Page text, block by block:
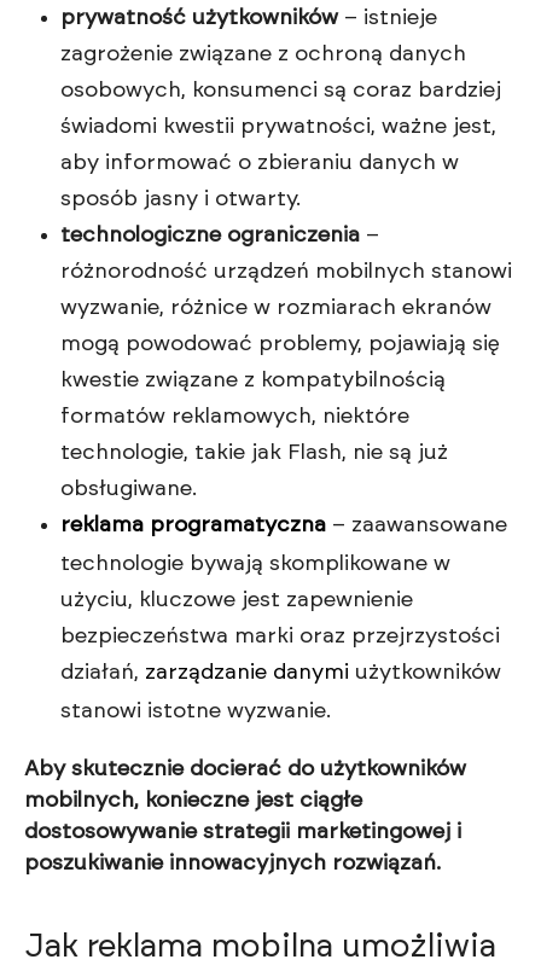
prywatność użytkowników– istnieje
zagrożenie związane z ochroną danych
osobowych, konsumenci są coraz bardziej
świadomi kwestii prywatności, ważne jest,
aby informować o zbieraniu danych w
sposób jasny i otwarty.
technologiczne ograniczenia –
różnorodność urządzeń mobilnych stanowi
wyzwanie, różnice w rozmiarach ekranów
mogą powodować problemy, pojawiają się
kwestie związane z kompatybilnością
formatów reklamowych, niektóre
technologie, takie jak Flash, nie są już
obsługiwane.
reklama programatyczna – zaawansowane
technologie bywają skomplikowane w
użyciu, kluczowe jest zapewnienie
bezpieczeństwa marki oraz przejrzystości
działań, zarządzanie danymi użytkowników
stanowi istotne wyzwanie.
Aby skutecznie docierać do użytkowników
mobilnych, konieczne jest ciągłe
dostosowywanie strategii marketingowej i
poszukiwanie innowacyjnych rozwiązań.
Jak reklama mobilna umożliwia